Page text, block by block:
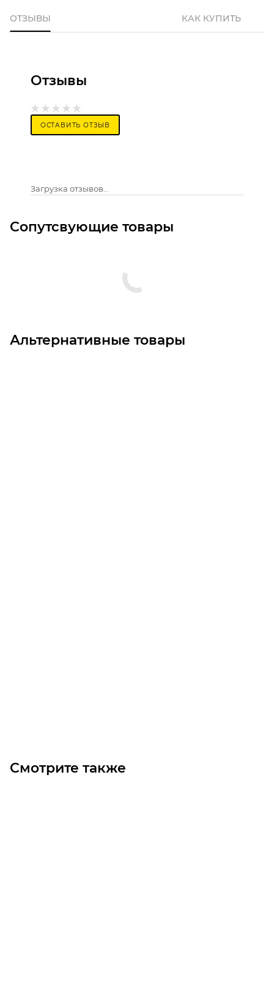
ОТЗЫВЫ КАК КУПИТЬ
Отзывы
ОСТАВИТЬ ОТЗЫВ
Загрузка отзывов...
Сопутсвующие товары
Альтернативные товары
Смотрите также